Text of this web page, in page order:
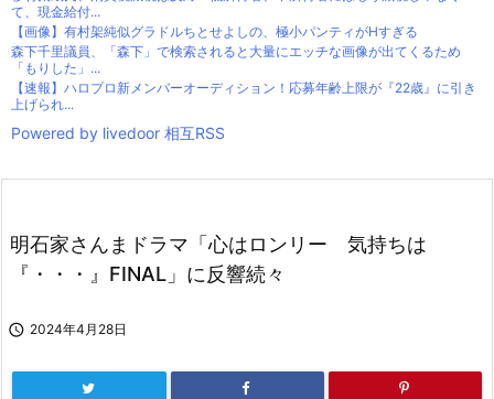
て、現金給付...
【画像】有村架純似グラドルちとせよしの、極小パンティがHすぎる
森下千里議員、「森下」で検索されると大量にエッチな画像が出てくるため
「もりした」...
【速報】ハロプロ新メンバーオーディション！応募年齢上限が『22歳』に引き
上げられ...
Powered by livedoor 相互RSS
明石家さんまドラマ「心はロンリー 気持ちは
『・・・』FINAL」に反響続々
 2024年4月28日